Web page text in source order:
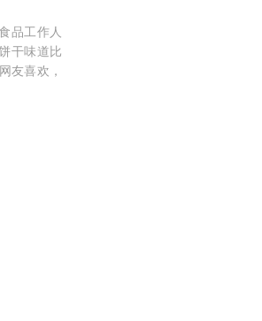
品工作人
干味道比
友喜欢，